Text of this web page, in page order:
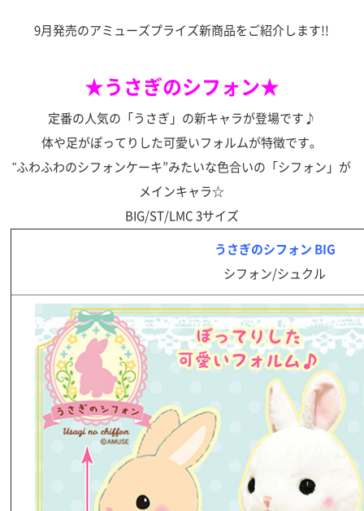
9月発売のアミューズプライズ新商品をご紹介します!!
★うさぎのシフォン★
定番の人気の「うさぎ」の新キャラが登場です♪
体や足がぽってりした可愛いフォルムが特徴です。
"ふわふわのシフォンケーキ”みたいな色合いの「シフォン」が
メインキャラ☆
BIG/ST/LMC 3サイズ
うさぎのシフォン BIG
シフォン/シュクル